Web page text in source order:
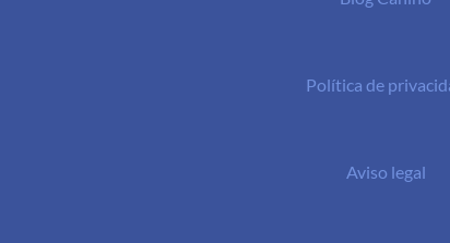
Política de
Aviso legal